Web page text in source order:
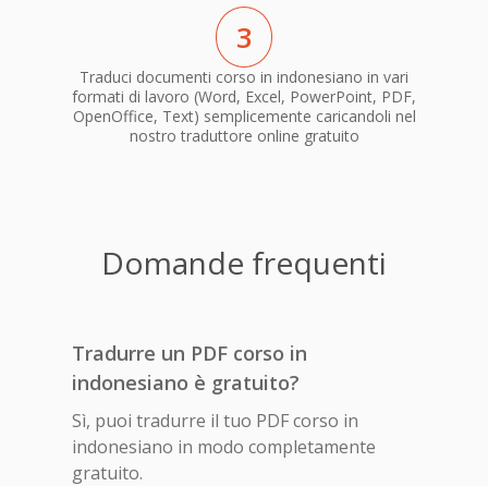
3
Traduci documenti corso in indonesiano in vari
formati di lavoro (Word, Excel, PowerPoint, PDF,
OpenOffice, Text) semplicemente caricandoli nel
nostro traduttore online gratuito
Domande frequenti
Tradurre un PDF corso in
indonesiano è gratuito?
Sì, puoi tradurre il tuo PDF corso in
indonesiano in modo completamente
gratuito.